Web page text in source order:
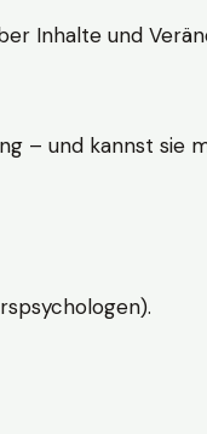
Inhalte und
– und kannst sie